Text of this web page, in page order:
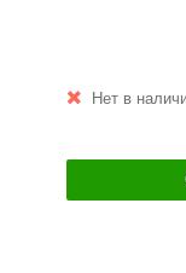
Нет в